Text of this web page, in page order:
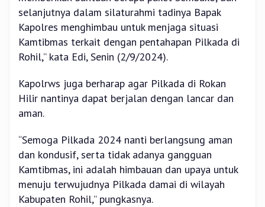
selanjutnya dalam silaturahmi tadinya Bapak
Kapolres menghimbau untuk menjaga situasi
Kamtibmas terkait dengan pentahapan Pilkada di
Rohil,” kata Edi, Senin (2/9/2024).
Kapolrws juga berharap agar Pilkada di Rokan
Hilir nantinya dapat berjalan dengan lancar dan
aman.
“Semoga Pilkada 2024 nanti berlangsung aman
dan kondusif, serta tidak adanya gangguan
Kamtibmas, ini adalah himbauan dan upaya untuk
menuju terwujudnya Pilkada damai di wilayah
Kabupaten Rohil,” pungkasnya.